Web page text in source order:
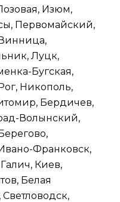
Изюм,
Первомайский,
Луцк,
Бугская,
Никополь,
Бердичев,
Волынский,
Франковск,
Киев,
Белая